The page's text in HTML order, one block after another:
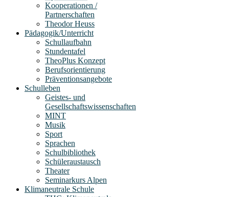
Kooperationen /
Partnerschaften
Theodor Heuss
Pädagogik/Unterricht
Schullaufbahn
Stundentafel
TheoPlus Konzept
Berufsorientierung
Präventionsangebote
Schulleben
Geistes- und
Gesellschaftswissenschaften
MINT
Musik
Sport
Sprachen
Schulbibliothek
Schüleraustausch
Theater
Seminarkurs Alpen
Klimaneutrale Schule